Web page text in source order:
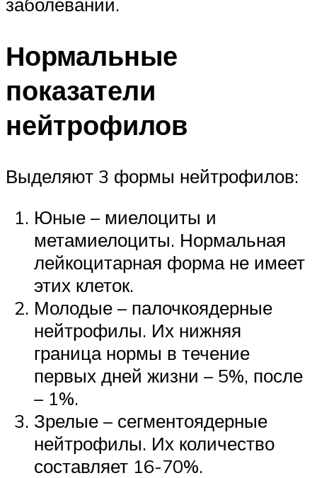
Нормальные
показатели
нейтрофилов
Выделяют 3 формы нейтрофилов:
Юные – миелоциты и
метамиелоциты. Нормальная
лейкоцитарная форма не имеет
этих клеток.
Молодые – палочкоядерные
нейтрофилы. Их нижняя
граница нормы в течение
первых дней жизни – 5%, после
– 1%.
Зрелые – сегментоядерные
нейтрофилы. Их количество
составляет 16-70%.